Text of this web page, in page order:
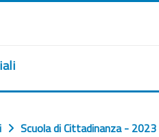
Scuola di Cittadinanza - 2023